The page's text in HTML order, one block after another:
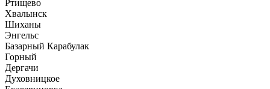
Ртищево
Хвалынск
Шиханы
Энгельс
Базарный Карабулак
Горный
Дергачи
Духовницкое